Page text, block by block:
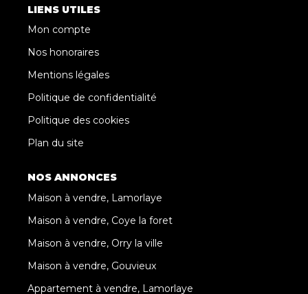
LIENS UTILES
Mon compte
Nos honoraires
Mentions légales
Politique de confidentialité
Politique des cookies
Plan du site
NOS ANNONCES
Maison à vendre, Lamorlaye
Maison à vendre, Coye la foret
Maison à vendre, Orry la ville
Maison à vendre, Gouvieux
Appartement à vendre, Lamorlaye